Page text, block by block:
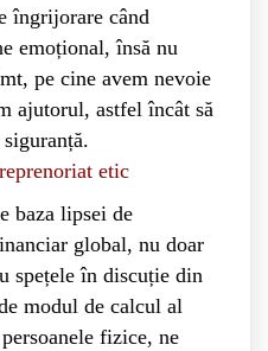
îngrijorare când
emoțional, însă nu
pe cine avem nevoie
ajutorul, astfel încât să
etic
baza lipsei de
global, nu doar
spețele în discuție din
modul de calcul al
fizice, ne